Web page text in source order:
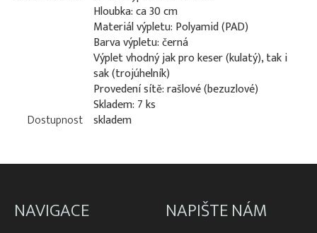
Hloubka: ca 30 cm
Materiál výpletu: Polyamid (PAD)
Barva výpletu: černá
Výplet vhodný jak pro keser (kulatý), tak i
sak (trojúhelník)
Provedení sítě: rašlové (bezuzlové)
Skladem: 7 ks
Dostupnost skladem
NAVIGACE NAPIŠTE NÁM